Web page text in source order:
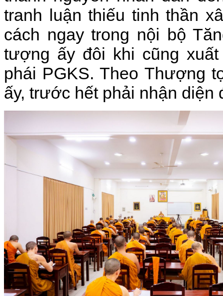
tranh luận thiếu tinh thần
cách ngay trong nội bộ
tượng ấy đôi khi cũng
phái PGKS. Theo Thượng
ấy, trước hết phải nhận diện